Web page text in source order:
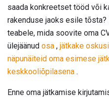
saada konkreetset tööd või
rakenduse jaoks esile
teabele, mida soovite oma
ülejäänud osa , jätkake
näpunäiteid oma esimese
keskkooliõpilasena .
Enne oma jätkamise